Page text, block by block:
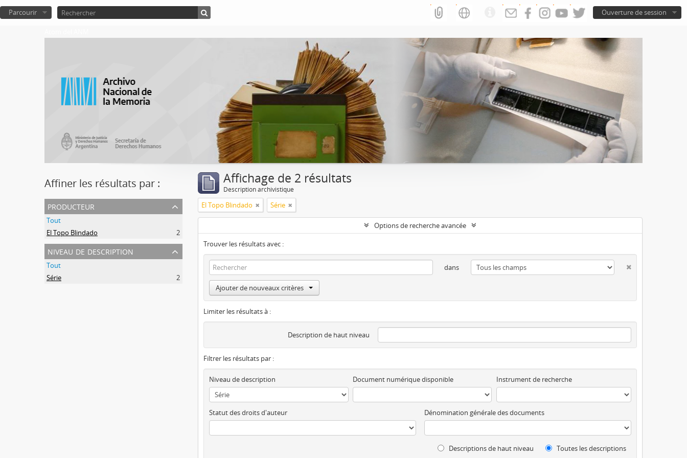
Ouverture de session
Parcourir
Affiner les résultats par :
producteur
Tout
El Topo Blindado
2
niveau de description
Tout
Série
2
Affichage de 2 résultats
Description archivistique
El Topo Blindado Série
Options de recherche avancée
Trouver les résultats avec :
dans
Ajouter de nouveaux critères
Limiter les résultats à :
Description de haut niveau
Filtrer les résultats par :
Niveau de description Document numérique disponible Instrument de recherche
Statut des droits d'auteur Dénomination générale des documents
Descriptions de haut niveau Toutes les descriptions